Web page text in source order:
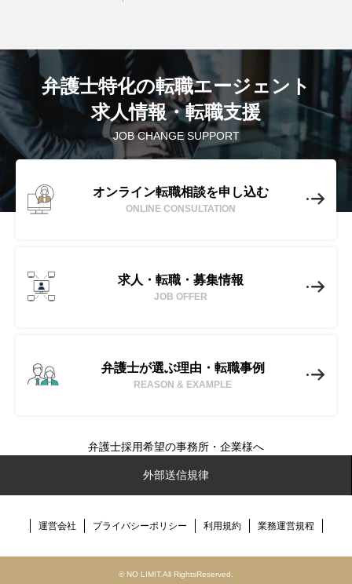
No-Limit(ノーリミット)とは
弁護士転職ノウハウ
弁護士・法務求人検索
JOB CHANGE SUPPORT
弁護士特化の転職エージェント
求人情報・転職支援
オンライン転職相談を申し込む
ONLINE CONSULTATION
求人・転職・募集情報
JOB OFFER
弁護士が選ぶ理由・転職事例
REASON & EXAMPLE
運営会社 プライバシーポリシー 利用規約 業務運営規程
外部送信規律
弁護士採用希望の事務所・企業様へ
© NO LIMIT.All RightsReserved.